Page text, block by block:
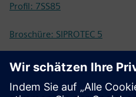
Profil: 7SS85
Broschüre: SIPROTEC 5
Katalog: SIPROTEC 5
Technische